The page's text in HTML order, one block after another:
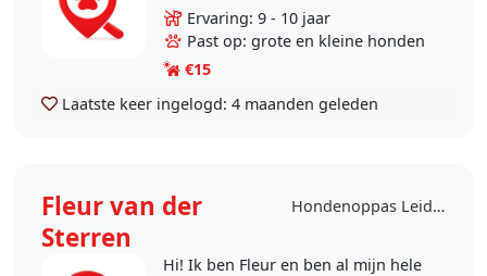
verpleegkunde in Leiden en ben
gek op honden!
Ervaring: 9 - 10 jaar
Past op: grote en kleine honden
€15
Laatste keer ingelogd: 4 maanden geleden
Fleur van der
Sterren
Hondenoppas Leiden
Hi! Ik ben Fleur en ben al mijn hele